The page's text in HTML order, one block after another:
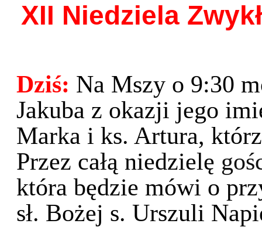
XII Niedziela
Dziś: Na Mszy o 9:30
Jakuba z okazji jego
Marka i ks. Artura,
Przez całą niedzielę
która będzie mówi o
sł. Bożej s. Urszuli